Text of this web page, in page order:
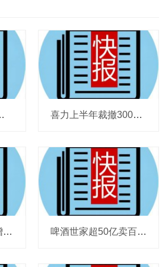
裁减岗位计划发布，秋天第一杯奶茶爆单 喜力上半年裁撤3000岗位，太古可口可乐总裁说饮料品类增长态势良好，华润饮料下半年要打三场关键战役，帝亚吉欧新帅努力应对白酒市场影响
麦当劳中国上半年增至8114家，达能CEO称现阶段更具进攻性，“小酒馆”海伦司盈警，现代牧业完成收购中国圣牧股权，茶颜悦色合肥首店开业 啤酒世家超50亿卖百威集团股份，宗庆后之子任新公司董事长，FIVE GUYS明年重点加密北京，三只松鼠华南总部入驻佛山，达能完成阿根廷合资